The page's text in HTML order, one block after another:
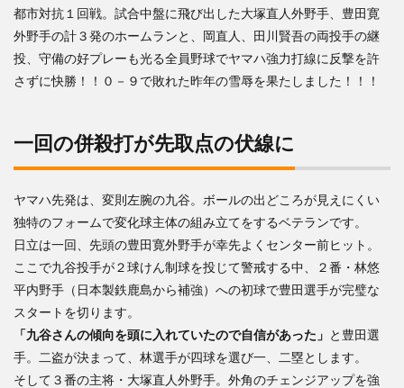
都市対抗１回戦。試合中盤に飛び出した大塚直人外野手、豊田寛
外野手の計３発のホームランと、岡直人、田川賢吾の両投手の継
投、守備の好プレーも光る全員野球でヤマハ強力打線に反撃を許
さずに快勝！！０－９で敗れた昨年の雪辱を果たしました！！！
一回の併殺打が先取点の伏線に
ヤマハ先発は、変則左腕の九谷。ボールの出どころが見えにくい
独特のフォームで変化球主体の組み立てをするベテランです。
日立は一回、先頭の豊田寛外野手が幸先よくセンター前ヒット。
ここで九谷投手が２球けん制球を投じて警戒する中、２番・林悠
平内野手（日本製鉄鹿島から補強）への初球で豊田選手が完璧な
スタートを切ります。
「九谷さんの傾向を頭に入れていたので自信があった」 と豊田選
手。二盗が決まって、林選手が四球を選び一、二塁とします。
そして３番の主将・大塚直人外野手。外角のチェンジアップを強